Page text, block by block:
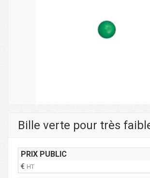
Bille verte pour très
PRIX PUBLIC
€ HT